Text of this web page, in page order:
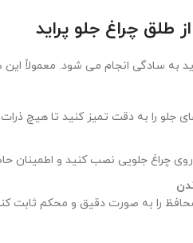
طلق چراغ جلو پراید
به سادگی انجام می شود. معمولاً
جلو را به دقت تمیز کنید تا هیچ
روی چراغ جلویی نصب کنید و
را به صورت دقیق و محکم ثابت